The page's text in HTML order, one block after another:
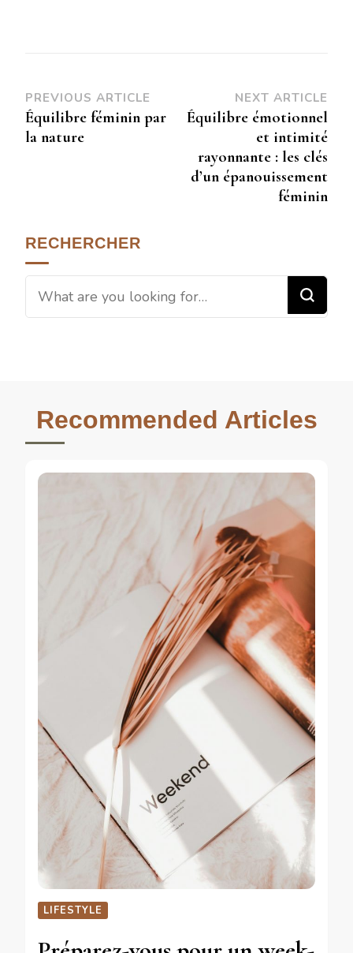
PREVIOUS ARTICLE
Équilibre féminin par
la nature
NEXT ARTICLE
Équilibre émotionnel
et intimité
rayonnante : les clés
d’un épanouissement
féminin
RECHERCHER
Recommended Articles
LIFESTYLE